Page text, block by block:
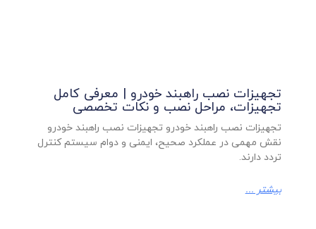
تجهیزات نصب راهبند خودرو | معرفی کامل
تجهیزات، مراحل نصب و نکات تخصصی
تجهیزات نصب راهبند خودرو تجهیزات نصب راهبند خودرو
نقش مهمی در عملکرد صحیح، ایمنی و دوام سیستم کنترل
تردد دارند.
بیشتر ...